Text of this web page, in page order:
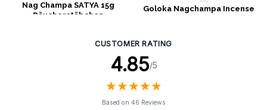
Nag Champa SATYA 15g
Räucherstäbchen
Goloka Nagchampa Incense
CUSTOMER RATING
4.85/5
★★★★★
★★★★★
Based on 46 Reviews